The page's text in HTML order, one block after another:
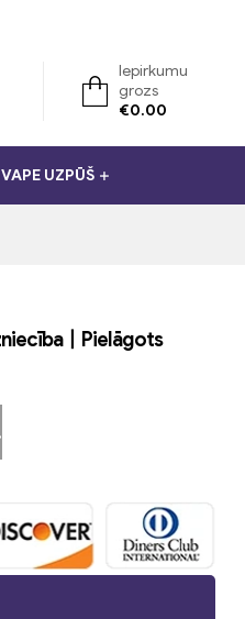
Iepirkumu
grozs
€0.00
VAPE UZPŪŠ
丨Pielāgots